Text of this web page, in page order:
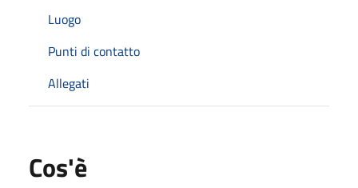
Luogo
Punti di contatto
Allegati
Cos'è